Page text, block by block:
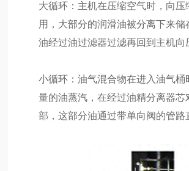
大循环：主机在压缩空气时，向
用，大部分的润滑油被分离下来
油经过油过滤器过滤再回到主机向
小循环：油气混合物在进入油气
量的油蒸汽，在经过油精分离器
部，这部分油通过带单向阀的管路